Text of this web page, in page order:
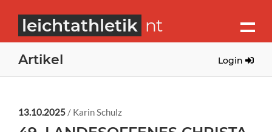
leichtathletik nt
Artikel Login
13.10.2025 / Karin Schulz